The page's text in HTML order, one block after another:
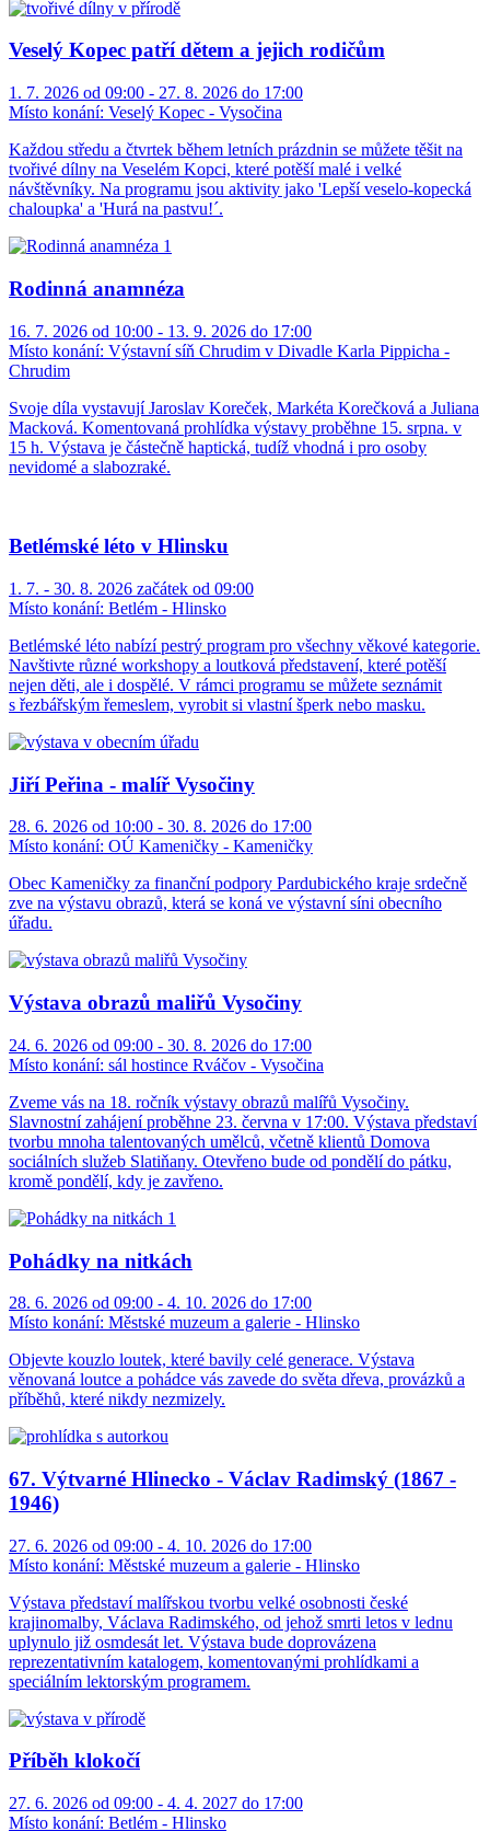
Veselý Kopec patří dětem a jejich rodičům
1. 7. 2026 od 09:00 - 27. 8. 2026 do 17:00
Místo konání: Veselý Kopec - Vysočina
Každou středu a čtvrtek během letních prázdnin se můžete těšit na
tvořivé dílny na Veselém Kopci, které potěší malé i velké
návštěvníky. Na programu jsou aktivity jako 'Lepší veselo-kopecká
chaloupka' a 'Hurá na pastvu!´.
Rodinná anamnéza
16. 7. 2026 od 10:00 - 13. 9. 2026 do 17:00
Místo konání: Výstavní síň Chrudim v Divadle Karla Pippicha -
Chrudim
Svoje díla vystavují Jaroslav Koreček, Markéta Korečková a Juliana
Macková. Komentovaná prohlídka výstavy proběhne 15. srpna. v
15 h. Výstava je částečně haptická, tudíž vhodná i pro osoby
nevidomé a slabozraké.
Betlémské léto v Hlinsku
1. 7. - 30. 8. 2026 začátek od 09:00
Místo konání: Betlém - Hlinsko
Betlémské léto nabízí pestrý program pro všechny věkové kategorie.
Navštivte různé workshopy a loutková představení, které potěší
nejen děti, ale i dospělé. V rámci programu se můžete seznámit
s řezbářským řemeslem, vyrobit si vlastní šperk nebo masku.
Jiří Peřina - malíř Vysočiny
28. 6. 2026 od 10:00 - 30. 8. 2026 do 17:00
Místo konání: OÚ Kameničky - Kameničky
Obec Kameničky za finanční podpory Pardubického kraje srdečně
zve na výstavu obrazů, která se koná ve výstavní síni obecního
úřadu.
Výstava obrazů maliřů Vysočiny
24. 6. 2026 od 09:00 - 30. 8. 2026 do 17:00
Místo konání: sál hostince Rváčov - Vysočina
Zveme vás na 18. ročník výstavy obrazů malířů Vysočiny.
Slavnostní zahájení proběhne 23. června v 17:00. Výstava představí
tvorbu mnoha talentovaných umělců, včetně klientů Domova
sociálních služeb Slatiňany. Otevřeno bude od pondělí do pátku,
kromě pondělí, kdy je zavřeno.
Pohádky na nitkách
28. 6. 2026 od 09:00 - 4. 10. 2026 do 17:00
Místo konání: Městské muzeum a galerie - Hlinsko
Objevte kouzlo loutek, které bavily celé generace. Výstava
věnovaná loutce a pohádce vás zavede do světa dřeva, provázků a
příběhů, které nikdy nezmizely.
67. Výtvarné Hlinecko - Václav Radimský (1867 -
1946)
27. 6. 2026 od 09:00 - 4. 10. 2026 do 17:00
Místo konání: Městské muzeum a galerie - Hlinsko
Výstava představí malířskou tvorbu velké osobnosti české
krajinomalby, Václava Radimského, od jehož smrti letos v lednu
uplynulo již osmdesát let. Výstava bude doprovázena
reprezentativním katalogem, komentovanými prohlídkami a
speciálním lektorským programem.
Příběh klokočí
27. 6. 2026 od 09:00 - 4. 4. 2027 do 17:00
Místo konání: Betlém - Hlinsko